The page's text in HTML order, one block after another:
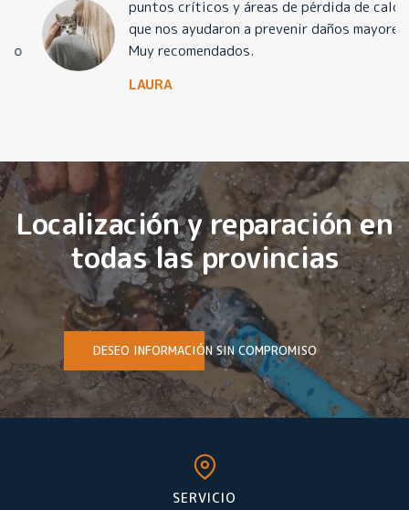
puntos críticos y áreas de pérdida de calor
que nos ayudaron a prevenir daños mayores.
Muy recomendados.
LAURA
Localización y reparación en
todas las provincias
DESEO INFORMACIÓN SIN COMPROMISO
SERVICIO